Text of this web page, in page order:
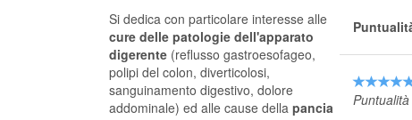
Si dedica con particolare interesse alle
cure delle patologie dell'apparato
digerente (reflusso gastroesofageo,
polipi del colon, diverticolosi,
sanguinamento digestivo, dolore
addominale) ed alle cause della pancia